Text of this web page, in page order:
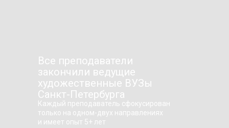
Каждый преподаватель сфокусирован
только на одном-двух направлениях
и имеет опыт 5+ лет
Все преподаватели
закончили ведущие
художественные ВУЗы
Санкт-Петербурга